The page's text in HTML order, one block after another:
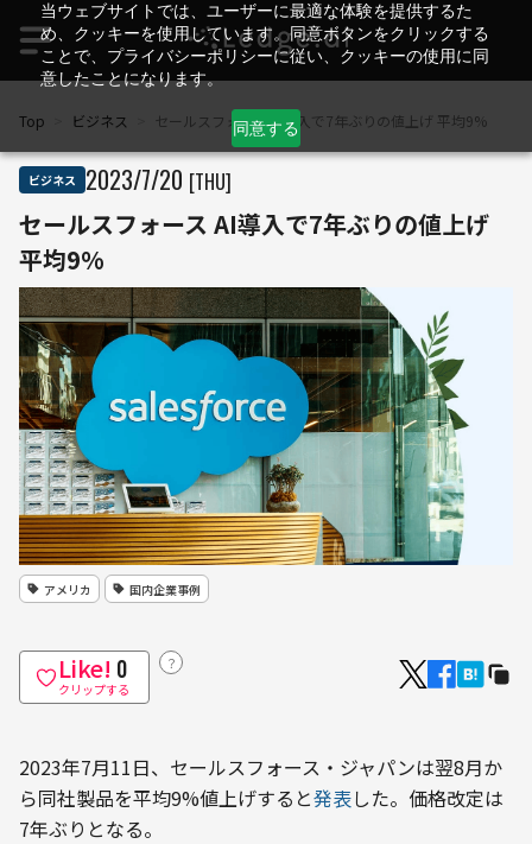
当ウェブサイトでは、ユーザーに最適な体験を提供するた
め、クッキーを使用しています。同意ボタンをクリックする
ことで、プライバシーポリシーに従い、クッキーの使用に同
意したことになります。
同意する
Top ビジネス セールスフォース AI導入で7年ぶりの値上げ 平均9%
ビジネス 2023/7/20 [THU]
セールスフォース AI導入で7年ぶりの値上げ
平均9%
アメリカ 国内企業事例
Like! 0
クリップする
？
2023年7月11日、セールスフォース・ジャパンは翌8月か
ら同社製品を平均9%値上げすると発表した。価格改定は
7年ぶりとなる。